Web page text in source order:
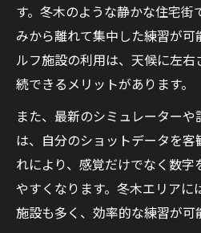
す。冬木のような静かな住宅
みから離れて集中した練習が可
ルフ施設の利用は、天候に左
続できるメリットがあります。
また、最新のシミュレーター
は、自分のショットデータを客
れにより、感覚だけでなく数字
やすくなります。冬木エリアに
施設も多く、効率的な練習が可